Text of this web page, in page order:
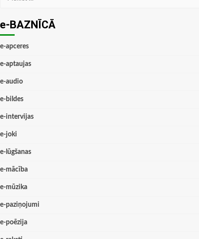
e-BAZNĪCĀ
e-apceres
e-aptaujas
e-audio
e-bildes
e-intervijas
e-joki
e-lūgšanas
e-mācība
e-mūzika
e-paziņojumi
e-poēzija